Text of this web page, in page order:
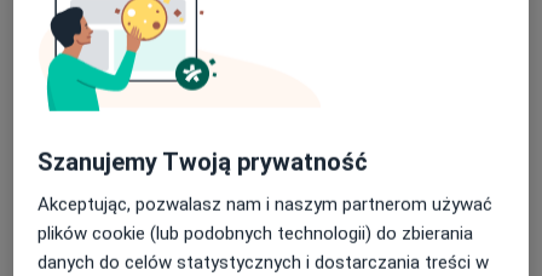
Konsultacja ortopedyczna
280 zł Szczegóły
Konsultacja chirurgiczna
W jaki sposób ustalane są ceny?
Szanujemy Twoją prywatność
Akceptując, pozwalasz nam i naszym partnerom używać
plików cookie (lub podobnych technologii) do zbierania
danych do celów statystycznych i dostarczania treści w